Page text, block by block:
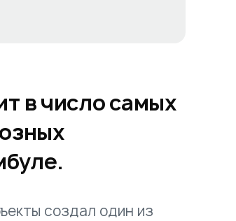
в число самых
создал один из